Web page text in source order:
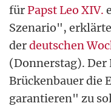
fürPapst Leo XIV.
Szenario",
derdeutschen
(Donnerstag). Der
Brückenbauer die
garantieren" zu